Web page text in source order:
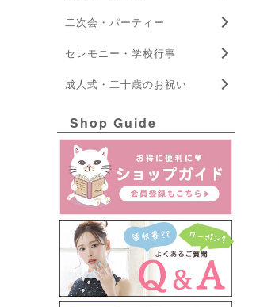
二次会・パーティー
セレモニー・学校行事
成人式・二十歳のお祝い
Shop Guide